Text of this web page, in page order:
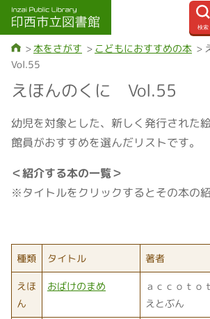
本をさがす こどもにおすすめの本
Vol.55
えほんのくに Vol.55
幼児を対象とした、新しく発行された
館員がおすすめを選んだリストです。
＜紹介する本の一覧＞
※タイトルをクリックするとその本の
種類 タイトル 著者
えほ
ん
おばけのまめ
ａｃｃｏｔｏ
えとぶん